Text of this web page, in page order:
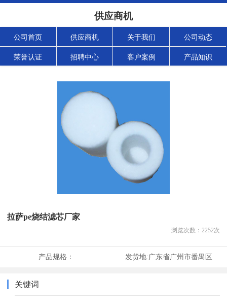
供应商机
公司首页 供应商机 关于我们 公司动态
荣誉认证 招聘中心 客户案例 产品知识
拉萨pe烧结滤芯厂家
浏览次数： 2252次
产品规格： 发货地:广东省广州市番禺区
关键词